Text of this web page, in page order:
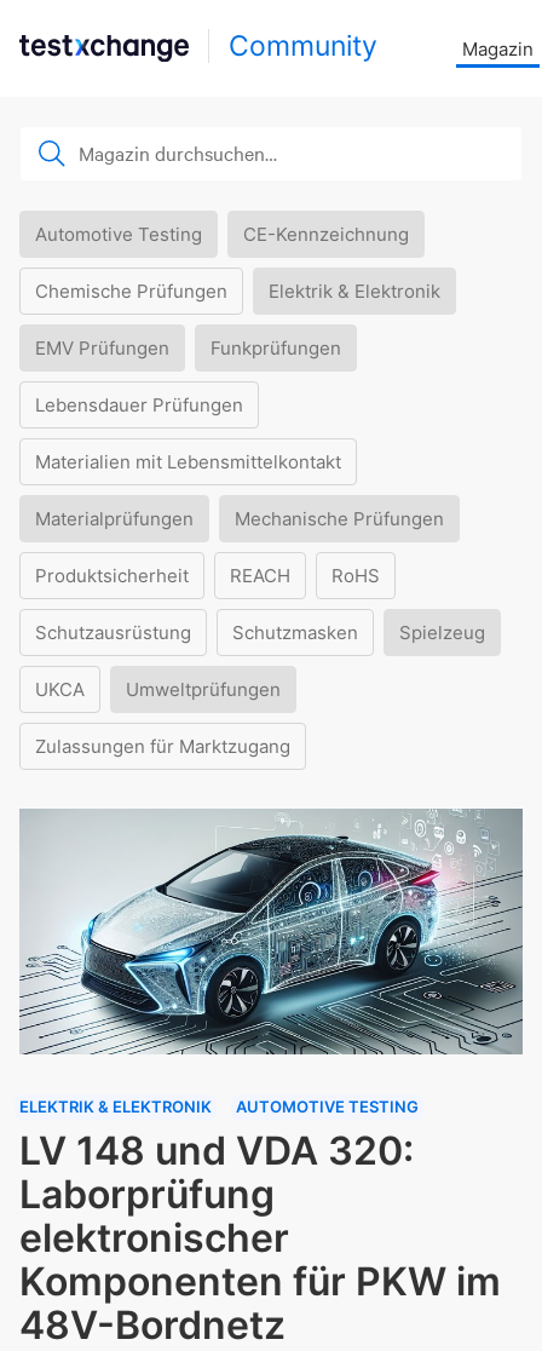
Community Magazin
Automotive Testing CE-Kennzeichnung
Chemische Prüfungen Elektrik & Elektronik
EMV Prüfungen Funkprüfungen
Lebensdauer Prüfungen
Materialien mit Lebensmittelkontakt
Materialprüfungen Mechanische Prüfungen
Produktsicherheit REACH RoHS
Schutzausrüstung Schutzmasken Spielzeug
UKCA Umweltprüfungen
Zulassungen für Marktzugang
ELEKTRIK & ELEKTRONIK AUTOMOTIVE TESTING
LV 148 und VDA 320:
Laborprüfung
elektronischer
Komponenten für PKW im
48V-Bordnetz